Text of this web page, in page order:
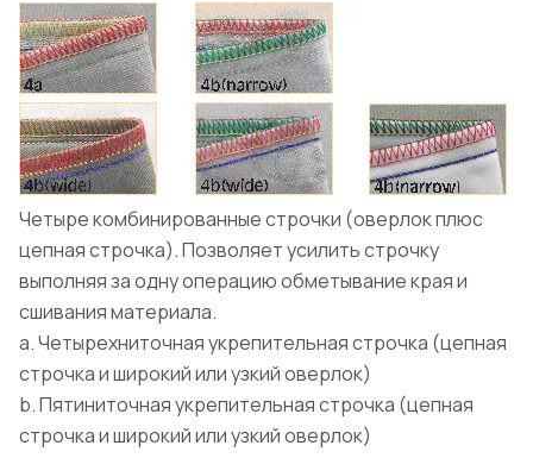
Четыре комбинированные строчки (оверлок плюс
цепная строчка). Позволяет усилить строчку
выполняя за одну операцию обметывание края и
сшивания материала.
a. Четырехниточная укрепительная строчка (цепная
строчка и широкий или узкий оверлок)
b. Пятиниточная укрепительная строчка (цепная
строчка и широкий или узкий оверлок)